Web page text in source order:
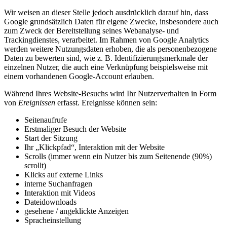
Wir weisen an dieser Stelle jedoch ausdrücklich darauf hin, dass
Google grundsätzlich Daten für eigene Zwecke, insbesondere auch
zum Zweck der Bereitstellung seines Webanalyse- und
Trackingdienstes, verarbeitet. Im Rahmen von Google Analytics
werden weitere Nutzungsdaten erhoben, die als personenbezogene
Daten zu bewerten sind, wie z. B. Identifizierungsmerkmale der
einzelnen Nutzer, die auch eine Verknüpfung beispielsweise mit
einem vorhandenen Google-Account erlauben.
Während Ihres Website-Besuchs wird Ihr Nutzerverhalten in Form
von Ereignissen erfasst. Ereignisse können sein:
Seitenaufrufe
Erstmaliger Besuch der Website
Start der Sitzung
Ihr „Klickpfad“, Interaktion mit der Website
Scrolls (immer wenn ein Nutzer bis zum Seitenende (90%)
scrollt)
Klicks auf externe Links
interne Suchanfragen
Interaktion mit Videos
Dateidownloads
gesehene / angeklickte Anzeigen
Spracheinstellung